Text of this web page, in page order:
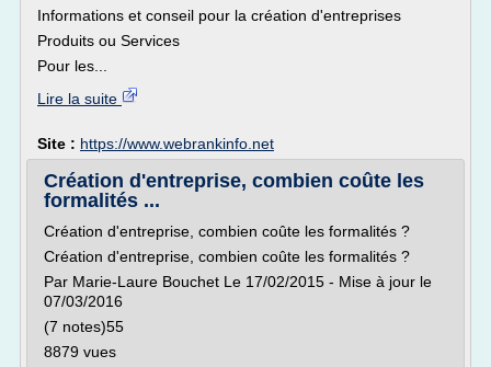
Informations et conseil pour la création d'entreprises
Produits ou Services
Pour les...
Lire la suite
Site : https://www.webrankinfo.net
Création d'entreprise, combien coûte les
formalités ...
Création d'entreprise, combien coûte les formalités ?
Création d'entreprise, combien coûte les formalités ?
Par Marie-Laure Bouchet Le 17/02/2015 - Mise à jour le
07/03/2016
(7 notes)55
8879 vues